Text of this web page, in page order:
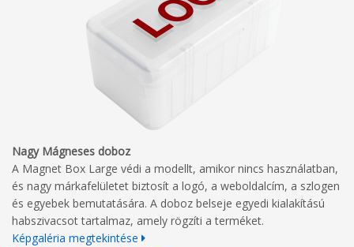
Nagy Mágneses doboz
A Magnet Box Large védi a modellt, amikor nincs használatban,
és nagy márkafelületet biztosít a logó, a weboldalcím, a szlogen
és egyebek bemutatására. A doboz belseje egyedi kialakítású
habszivacsot tartalmaz, amely rögzíti a terméket.
Képgaléria megtekintése